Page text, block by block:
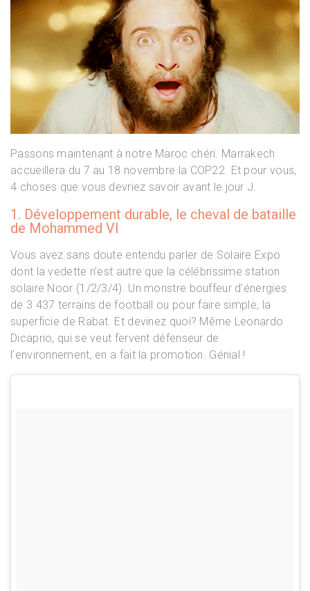
Passons maintenant à notre Maroc chéri. Marrakech
accueillera du 7 au 18 novembre la COP22. Et pour vous,
4 choses que vous devriez savoir avant le jour J.
1. Développement durable, le cheval de bataille
de Mohammed VI
Vous avez sans doute entendu parler de Solaire Expo
dont la vedette n’est autre que la célébrissime station
solaire Noor (1/2/3/4). Un monstre bouffeur d’énergies
de 3 437 terrains de football ou pour faire simple, la
superficie de Rabat. Et devinez quoi? Même Leonardo
Dicaprio, qui se veut fervent défenseur de
l’environnement, en a fait la promotion. Génial !